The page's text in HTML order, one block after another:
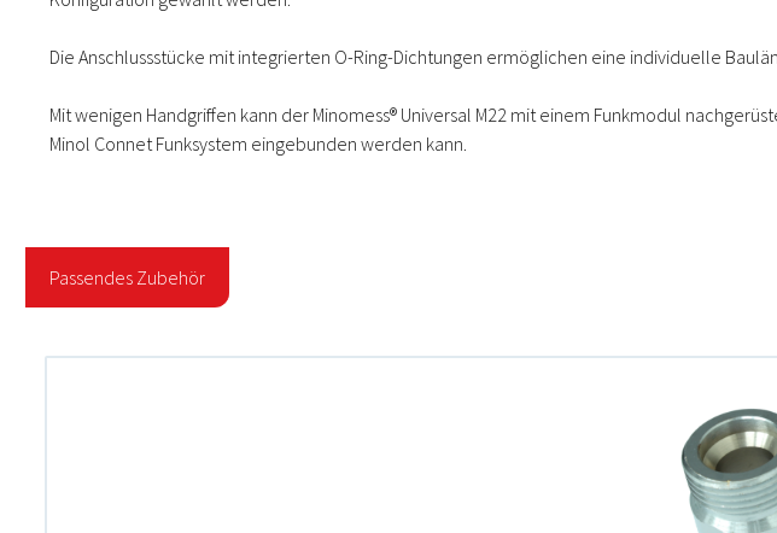
Die Anschlussstücke mit integrierten O-Ring-Dichtungen ermöglichen eine individuelle
Mit wenigen Handgriffen kann der Minomess® Universal M22 mit einem Funkmodul
Minol Connet Funksystem eingebunden werden kann.
Passendes Zubehör